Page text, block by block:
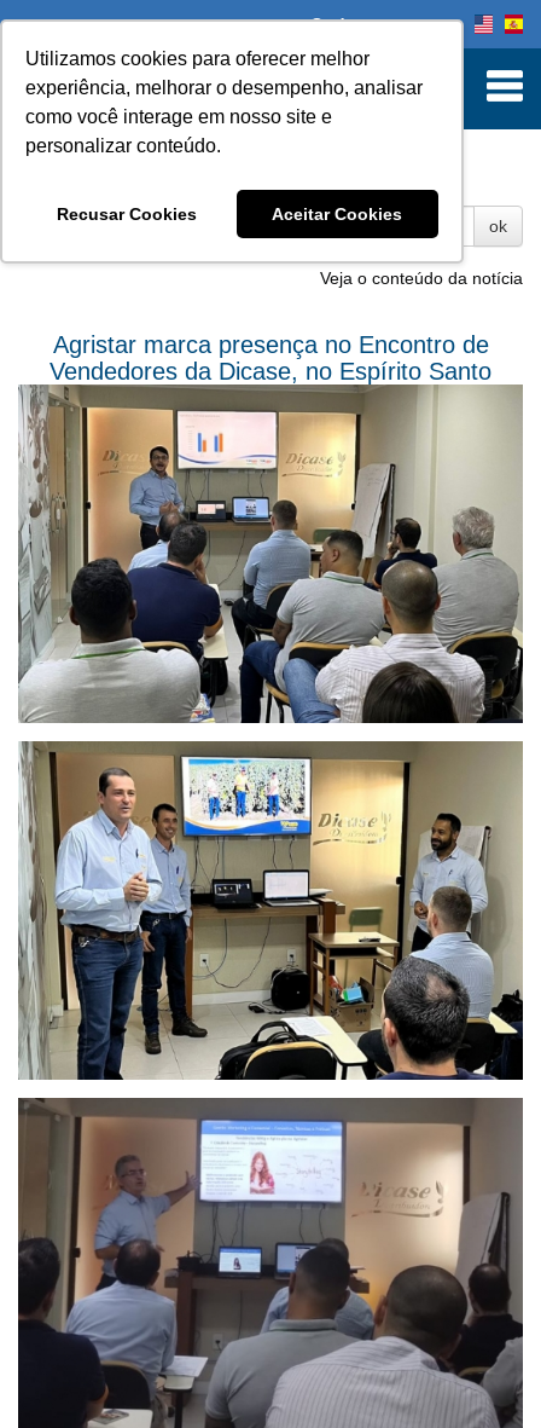
Utilizamos cookies para oferecer melhor
experiência, melhorar o desempenho, analisar
como você interage em nosso site e
personalizar conteúdo.
Recusar Cookies Aceitar Cookies
Onde comprar
ok
Agristar marca presença no Encontro de
Vendedores da Dicase, no Espírito Santo
Veja o conteúdo da notícia